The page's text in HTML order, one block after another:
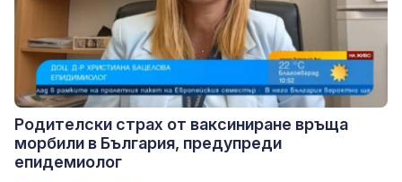
Родителски страх от ваксиниране връща
морбили в България, предупреди
епидемиолог